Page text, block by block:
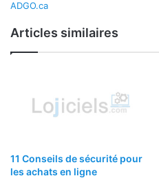
ADGO.ca
Articles similaires
11 Conseils de sécurité pour
les achats en ligne